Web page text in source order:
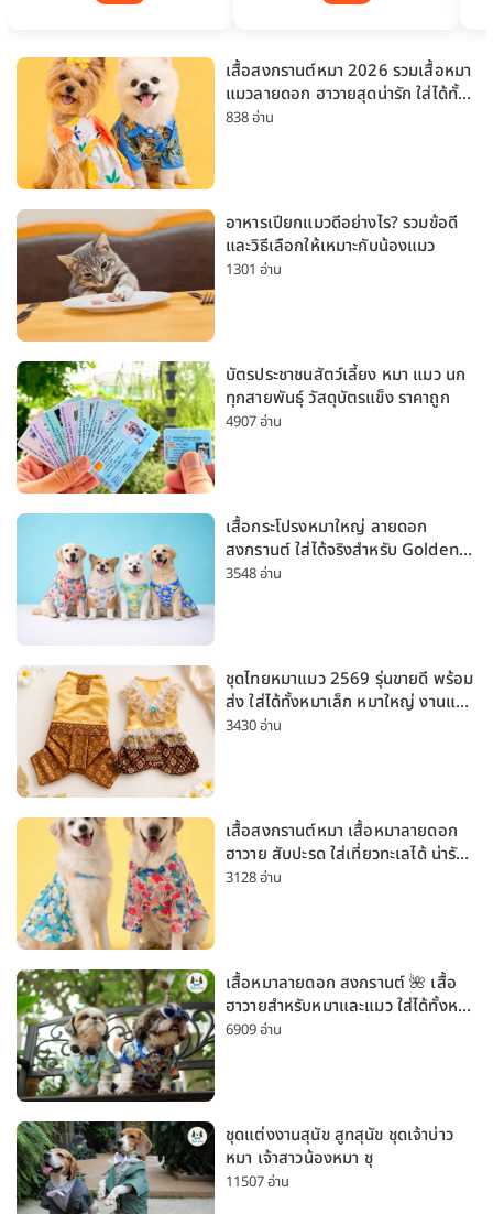
เสื้อสงกรานต์หมา 2026 รวมเสื้อหมา
แมวลายดอก ฮาวายสุดน่ารัก ใส่ได้ทั้ง
หมาเล็กและหมาใหญ่
838 อ่าน
อาหารเปียกแมวดีอย่างไร? รวมข้อดี
และวิธีเลือกให้เหมาะกับน้องแมว
1301 อ่าน
บัตรประชาชนสัตว์เลี้ยง หมา แมว นก
ทุกสายพันธุ์ วัสดุบัตรแข็ง ราคาถูก
4907 อ่าน
เสื้อกระโปรงหมาใหญ่ ลายดอก
สงกรานต์ ใส่ได้จริงสำหรับ Golden
Husky Labrador [อัปเดต 2026]
3548 อ่าน
ชุดไทยหมาแมว 2569 รุ่นขายดี พร้อม
ส่ง ใส่ได้ทั้งหมาเล็ก หมาใหญ่ งานแต่ง
สงกรานต์ ลอยกระทง
3430 อ่าน
เสื้อสงกรานต์หมา เสื้อหมาลายดอก
ฮาวาย สับปะรด ใส่เที่ยวทะเลได้ น่ารัก
ใส่ได้ทั้งหมาเล็กและหมาใหญ่
3128 อ่าน
เสื้อหมาลายดอก สงกรานต์ 🌺 เสื้อ
ฮาวายสำหรับหมาและแมว ใส่ได้ทั้งหมา
เล็กและหมาใหญ่ ใส่เที่ยวทะเลน่ารัก
6909 อ่าน
ชุดแต่งงานสุนัข สูทสุนัข ชุดเจ้าบ่าว
หมา เจ้าสาวน้องหมา ชุ
11507 อ่าน